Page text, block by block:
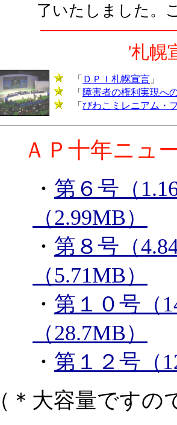
了いたしました。
'札幌
「 ＤＰＩ札幌宣言 」
「 障害者の権利実現へ
「 びわこミレニアム・
ＡＰ十年ニュ
・ 第６号（
（2.99MB）
・ 第８号（
（5.71MB）
・ 第１０号（
（28.7MB）
・ 第１２号（
（＊大容量です